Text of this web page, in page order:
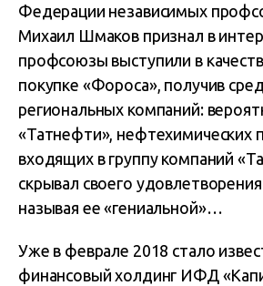
Федерации независимых
Михаил Шмаков признал в
профсоюзы выступили в
покупке «Фороса», получив
региональных компаний:
«Татнефти», нефтехимических
входящих в группу компаний
скрывал своего
называя ее «гениальной»…
Уже в феврале 2018 стало
финансовый холдинг ИФД